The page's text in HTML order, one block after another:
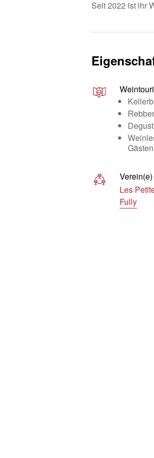
Seit 2022 ist ihr
Gästen
Verein(e)
Les
Fully